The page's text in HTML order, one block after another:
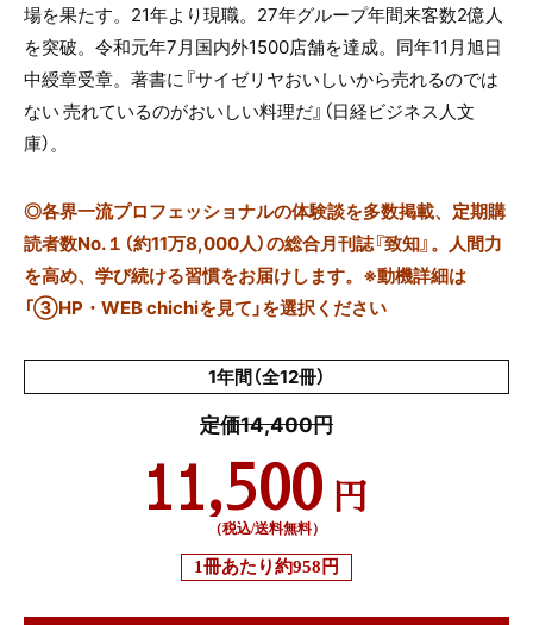
場を果たす。21年より現職。27年グループ年間来客数2億人
を突破。令和元年7月国内外1500店舗を達成。同年11月旭日
中綬章受章。著書に『サイゼリヤおいしいから売れるのでは
ない 売れているのがおいしい料理だ』（日経ビジネス人文
庫）。
◎各界一流プロフェッショナルの体験談を多数掲載、定期購
読者数No.１（約11万8,000人）の総合月刊誌『致知』。人間力
を高め、学び続ける習慣をお届けします。※動機詳細は
「③HP・WEB chichiを見て」を選択ください
1年間（全12冊）
定価14,400円
11,500 円
（税込/送料無料）
1冊あたり約958円